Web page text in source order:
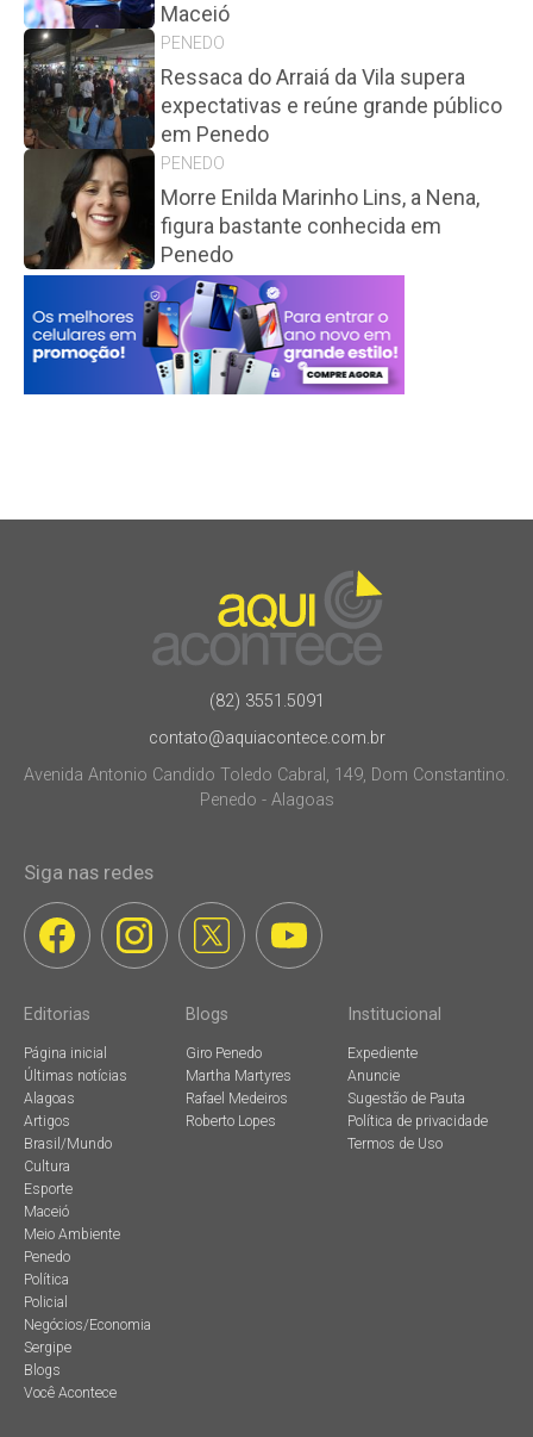
Maceió
PENEDO
Ressaca do Arraiá da Vila supera
expectativas e reúne grande público
em Penedo
PENEDO
Morre Enilda Marinho Lins, a Nena,
figura bastante conhecida em
Penedo
(82) 3551.5091
contato@aquiacontece.com.br
Avenida Antonio Candido Toledo Cabral, 149, Dom Constantino.
Penedo - Alagoas
Siga nas redes
Editorias
Página inicial
Últimas notícias
Alagoas
Artigos
Brasil/Mundo
Cultura
Esporte
Maceió
Meio Ambiente
Penedo
Política
Policial
Negócios/Economia
Sergipe
Blogs
Você Acontece
Blogs
Giro Penedo
Martha Martyres
Rafael Medeiros
Roberto Lopes
Institucional
Expediente
Anuncie
Sugestão de Pauta
Política de privacidade
Termos de Uso